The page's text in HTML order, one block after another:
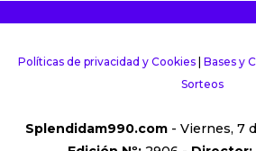
Políticas de privacidad y Cookies| Bases y
Sorteos
Splendidam990.com - Viernes, 7